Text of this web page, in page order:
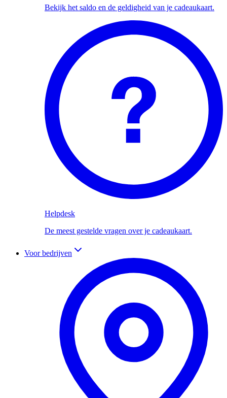
Bekijk het saldo en de geldigheid van je cadeaukaart.
Helpdesk
De meest gestelde vragen over je cadeaukaart.
Voor bedrijven